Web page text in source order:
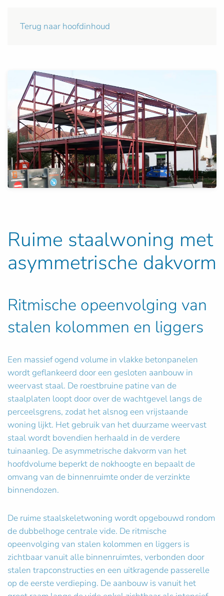
Terug naar hoofdinhoud
Ruime staalwoning met
asymmetrische dakvorm
Ritmische opeenvolging van
stalen kolommen en liggers
Een massief ogend volume in vlakke betonpanelen
wordt geflankeerd door een gesloten aanbouw in
weervast staal. De roestbruine patine van de
staalplaten loopt door over de wachtgevel langs de
perceelsgrens, zodat het alsnog een vrijstaande
woning lijkt. Het gebruik van het duurzame weervast
staal wordt bovendien herhaald in de verdere
tuinaanleg. De asymmetrische dakvorm van het
hoofdvolume beperkt de nokhoogte en bepaalt de
omvang van de binnenruimte onder de verzinkte
binnendozen.
De ruime staalskeletwoning wordt opgebouwd rondom
de dubbelhoge centrale vide. De ritmische
opeenvolging van stalen kolommen en liggers is
zichtbaar vanuit alle binnenruimtes, verbonden door
stalen trapconstructies en een uitkragende passerelle
op de eerste verdieping. De aanbouw is vanuit het